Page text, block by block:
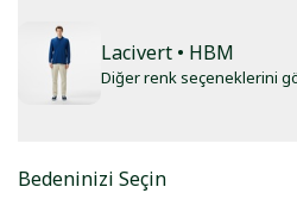
Lacivert • HBM
Diğer renk seçeneklerini
Bedeninizi Seçin